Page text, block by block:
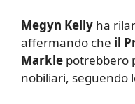
Megyn Kelly ha
affermando che il
Markle potrebbero
nobiliari, seguendo